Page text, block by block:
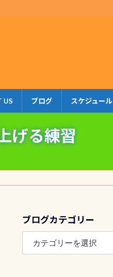
US ブログ スケジュール
げる練習
ブログカテゴリー
ブ
グ